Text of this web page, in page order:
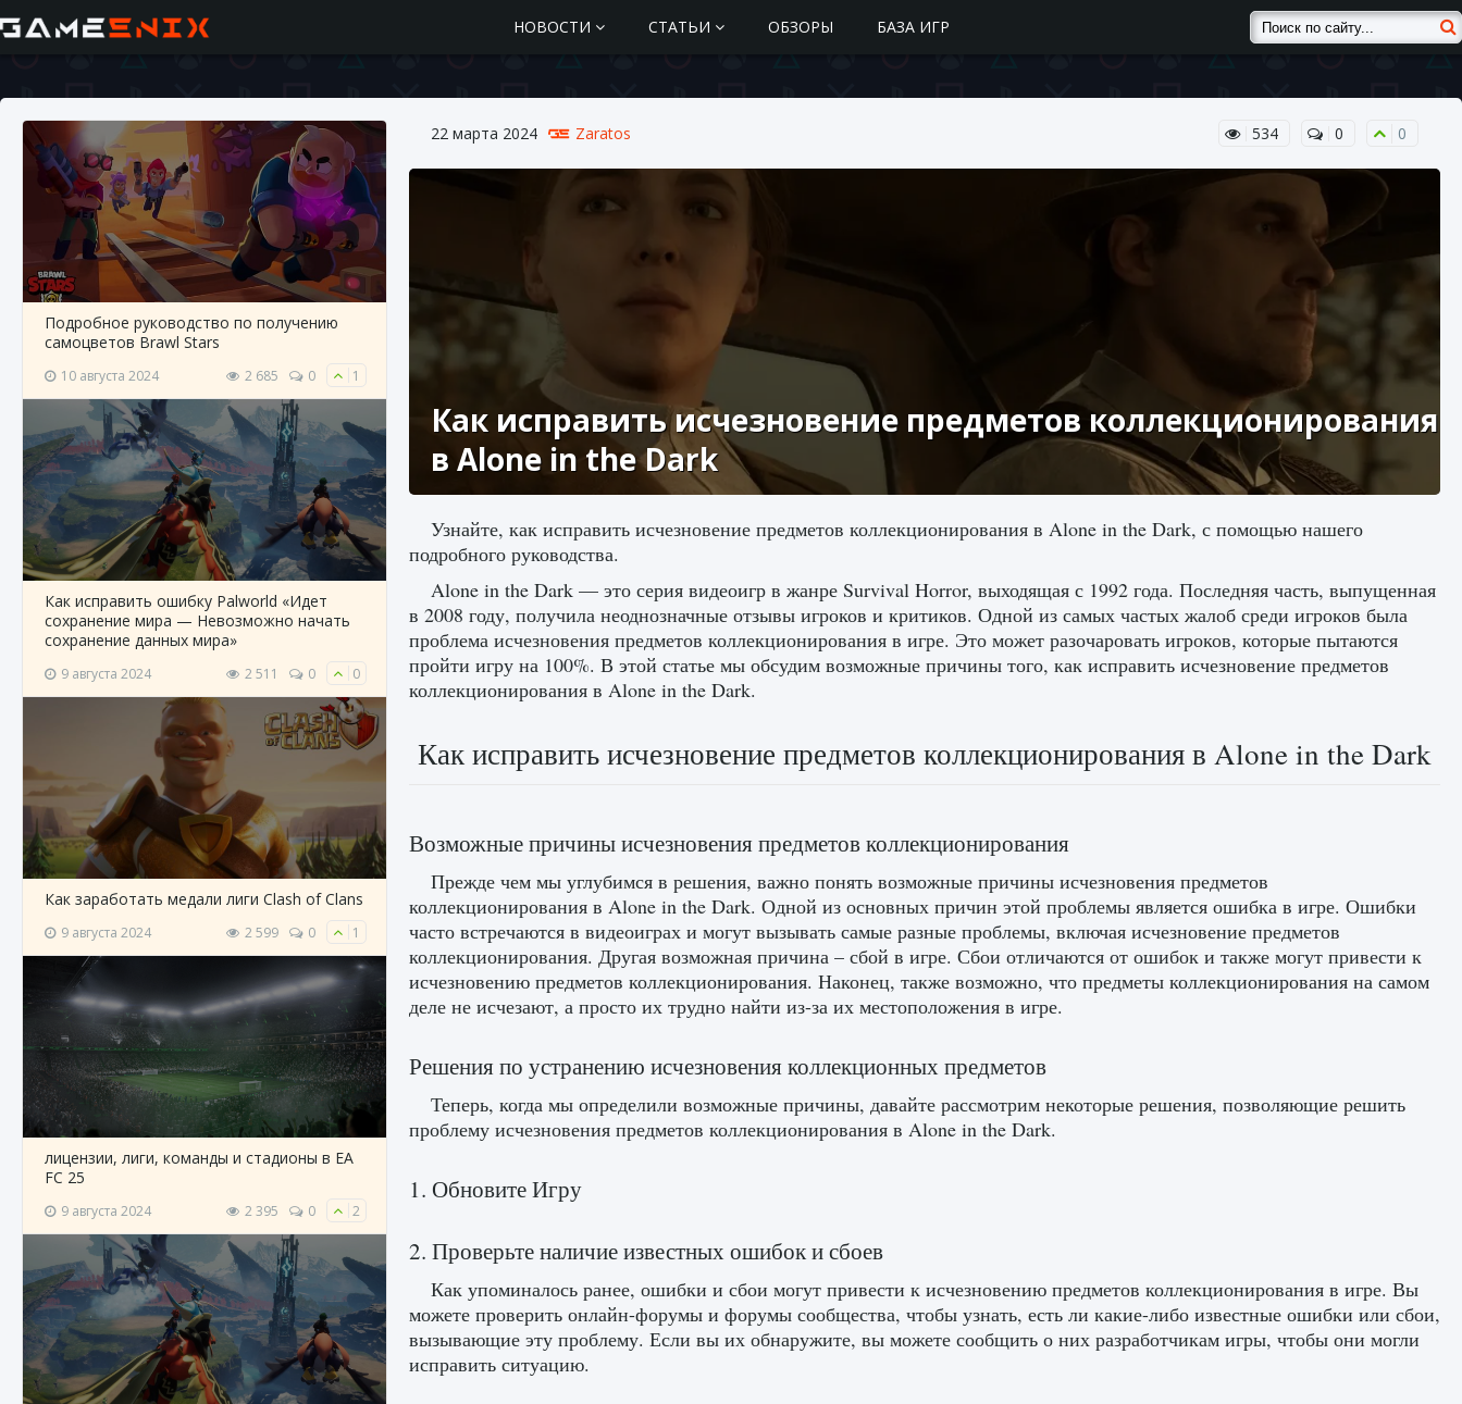
НОВОСТИ СТАТЬИ ОБЗОРЫ БАЗА ИГР
Подробное руководство по получению
самоцветов Brawl Stars
10 августа 2024 2 685 0 1
Как исправить ошибку Palworld «Идет
сохранение мира — Невозможно начать
сохранение данных мира»
9 августа 2024 2 511 0 0
Как заработать медали лиги Clash of Clans
9 августа 2024 2 599 0 1
лицензии, лиги, команды и стадионы в EA
FC 25
9 августа 2024 2 395 0 2
22 марта 2024 Zaratos 534 0 0
Как исправить исчезновение предметов коллекционирования
в Alone in the Dark
Узнайте, как исправить исчезновение предметов коллекционирования в Alone in the Dark, с помощью нашего
подробного руководства.
Alone in the Dark — это серия видеоигр в жанре Survival Horror, выходящая с 1992 года. Последняя часть, выпущенная
в 2008 году, получила неоднозначные отзывы игроков и критиков. Одной из самых частых жалоб среди игроков была
проблема исчезновения предметов коллекционирования в игре. Это может разочаровать игроков, которые пытаются
пройти игру на 100%. В этой статье мы обсудим возможные причины того, как исправить исчезновение предметов
коллекционирования в Alone in the Dark.
Как исправить исчезновение предметов коллекционирования в Alone in the Dark
Возможные причины исчезновения предметов коллекционирования
Прежде чем мы углубимся в решения, важно понять возможные причины исчезновения предметов
коллекционирования в Alone in the Dark. Одной из основных причин этой проблемы является ошибка в игре. Ошибки
часто встречаются в видеоиграх и могут вызывать самые разные проблемы, включая исчезновение предметов
коллекционирования. Другая возможная причина – сбой в игре. Сбои отличаются от ошибок и также могут привести к
исчезновению предметов коллекционирования. Наконец, также возможно, что предметы коллекционирования на самом
деле не исчезают, а просто их трудно найти из-за их местоположения в игре.
Решения по устранению исчезновения коллекционных предметов
Теперь, когда мы определили возможные причины, давайте рассмотрим некоторые решения, позволяющие решить
проблему исчезновения предметов коллекционирования в Alone in the Dark.
1. Обновите Игру
2. Проверьте наличие известных ошибок и сбоев
Как упоминалось ранее, ошибки и сбои могут привести к исчезновению предметов коллекционирования в игре. Вы
можете проверить онлайн-форумы и форумы сообщества, чтобы узнать, есть ли какие-либо известные ошибки или сбои,
вызывающие эту проблему. Если вы их обнаружите, вы можете сообщить о них разработчикам игры, чтобы они могли
исправить ситуацию.